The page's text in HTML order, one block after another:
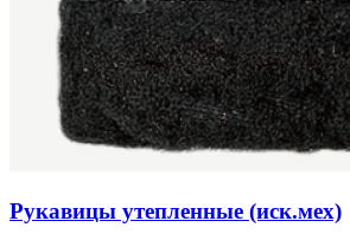
Рукавицы утепленные (иск.мех)